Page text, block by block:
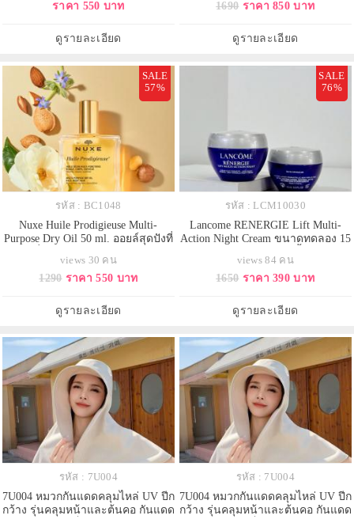
ช่วยดูแลปัญหาผิวได้ในขั้นตอนเดียว
เป็นมอยเจอร์ไรเซอร์, เมคอัพเบส,
เช็ดเครื่องสำอาง, มาสก์ให้ความช
ราคา 550 บาท
ดูรายละเอียด
กลิ่นหอมแบบออริจินัลของ NUXE ที่
ลา กลิ่นคลาสสิกที่ขายดีที่สุด เป็น
มัลติฟังก์ชันออยล์ ช่วยบำรุงให
1690 ราคา 850 บาท
ดูรายละเอียด
SALE
57%
รหัส : BC1048
Nuxe Huile Prodigieuse Multi-
Purpose Dry Oil 50 ml. ออยล์สุดปังที่
NUXE มาในออยล์สีเหลืองอ่อน มี
กลิ่นหอมแบบออริจินัลของ NUXE ที่
ลา กลิ่นคลาสสิกที่ขายดีที่สุด เป็น
มัลติฟังก์ชันออยล์ ช่วยบำรุงให้
views 30 คน
1290 ราคา 550 บาท
ดูรายละเอียด
SALE
76%
รหัส : LCM10030
Lancome RENERGIE Lift Multi-
Action Night Cream ขนาดทดลอง 15
ประสิทธิภาพสูง ปกป้องริ้วรอยที่จะ
เกิดขึ้นใหม่ นำเสนอมิติใหม่ในการ
ของ โปรตีนที่จำเป็นต่อการทำงาน
ของเซลล์ผิว ทำให้ผิวแข็งแรง
views 84 คน
1650 ราคา 390 บาท
ดูรายละเอียด
รหัส : 7U004
7U004 หมวกกันแดดคลุมไหล่ UV ปีก
กว้าง รุ่นคลุมหน้าและต้นคอ กันแดด
รหัส : 7U004
7U004 หมวกกันแดดคลุมไหล่ UV ปีก
กว้าง รุ่นคลุมหน้าและต้นคอ กันแดด